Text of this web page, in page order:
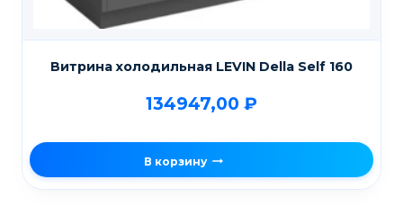
Витрина холодильная LEVIN Della Self 160
134947,00 ₽
В корзину